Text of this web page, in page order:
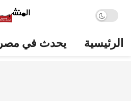
الرئيسية يحدث في مصر